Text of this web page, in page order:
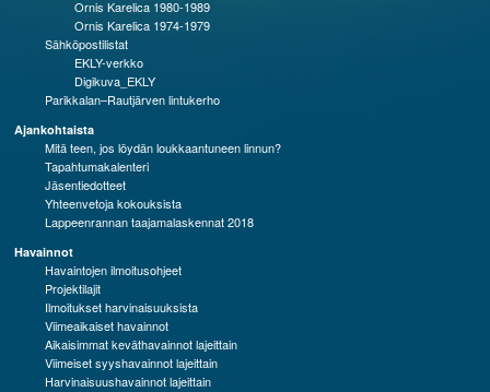
Ornis Karelica 1980-1989
Ornis Karelica 1974-1979
Sähköpostilistat
EKLY-verkko
Digikuva_EKLY
Parikkalan–Rautjärven lintukerho
Ajankohtaista
Mitä teen, jos löydän loukkaantuneen linnun?
Tapahtumakalenteri
Jäsentiedotteet
Yhteenvetoja kokouksista
Lappeenrannan taajamalaskennat 2018
Havainnot
Havaintojen ilmoitusohjeet
Projektilajit
Ilmoitukset harvinaisuuksista
Viimeaikaiset havainnot
Aikaisimmat keväthavainnot lajeittain
Viimeiset syyshavainnot lajeittain
Harvinaisuushavainnot lajeittain